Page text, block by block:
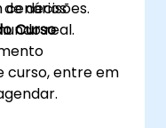
decisões.
cenários
real.
Curso
curso, entre em